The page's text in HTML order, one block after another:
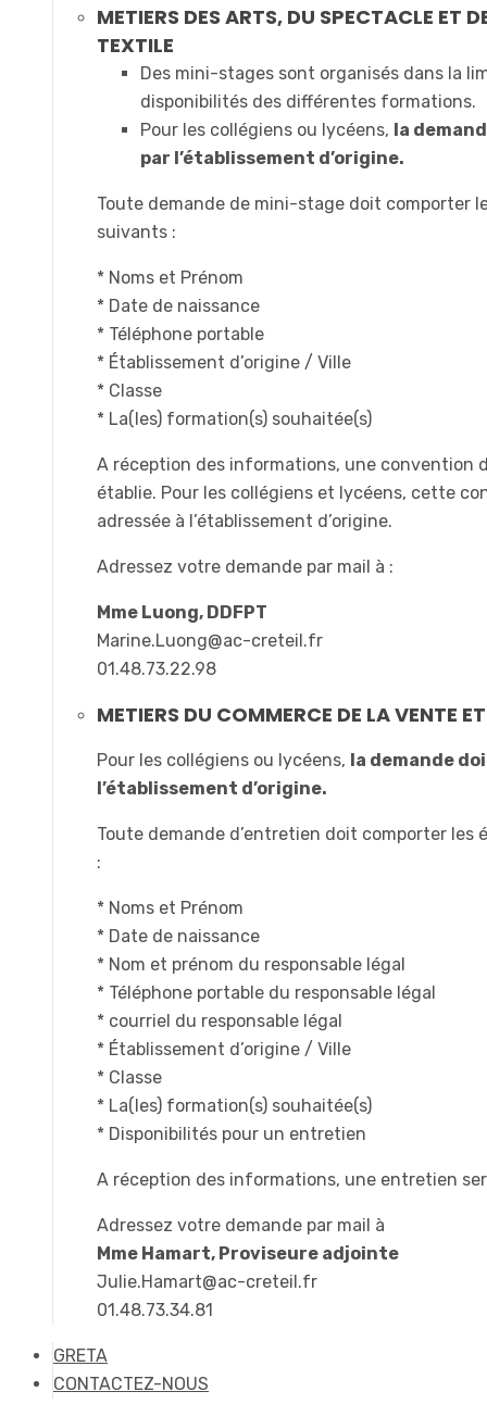
METIERS DES ARTS, DU SPECTACLE ET
TEXTILE
Des mini-stages sont organisés dans la
disponibilités des différentes formations.
Pour les collégiens ou lycéens, la
par l’établissement d’origine.
Toute demande de mini-stage doit comporter
suivants :
* Noms et Prénom
* Date de naissance
* Téléphone portable
* Établissement d’origine / Ville
* Classe
* La(les) formation(s) souhaitée(s)
A réception des informations, une convention
établie. Pour les collégiens et lycéens, cette
adressée à l’établissement d’origine.
Adressez votre demande par mail à :
Mme Luong, DDFPT
Marine.Luong@ac-creteil.fr
01.48.73.22.98
METIERS DU COMMERCE DE LA VENTE
Pour les collégiens ou lycéens, la demande
l’établissement d’origine.
Toute demande d’entretien doit comporter les
:
* Noms et Prénom
* Date de naissance
* Nom et prénom du responsable légal
* Téléphone portable du responsable légal
* courriel du responsable légal
* Établissement d’origine / Ville
* Classe
* La(les) formation(s) souhaitée(s)
* Disponibilités pour un entretien
A réception des informations, une entretien
Adressez votre demande par mail à
Mme Hamart, Proviseure adjointe
Julie.Hamart@ac-creteil.fr
01.48.73.34.81
GRETA
CONTACTEZ-NOUS